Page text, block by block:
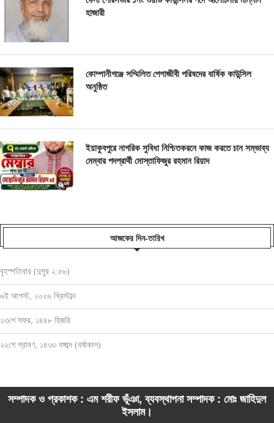
হাজারী
কোম্পানীগঞ্জে সম্মিলিত পেশাজীবী পরিষদের বার্ষিক কাউন্সিল
অনুষ্ঠিত
ইয়াকুবপুরে নাগরিক সুবিধা নিশ্চিতকরনে কাজ করতে চান সম্ভাব্য
মেম্বার পদপ্রার্থী মোস্তাফিজুর রহমান রিয়াদ
আজকের দিন-তারিখ
বৃহস্পতিবার (দুপুর ২:৫৬)
৬ই আগস্ট, ২০২৬ খ্রিস্টাব্দ
২৩শে সফর, ১৪৪৮ হিজরি
২২শে শ্রাবণ, ১৪৩৩ বঙ্গাব্দ (বর্ষাকাল)
সম্পাদক ও প্রকাশক : এম শরীফ ভূঁঞা, ব্যবস্থাপনা সম্পাদক : মোঃ জাহিদুল
ইসলাম।